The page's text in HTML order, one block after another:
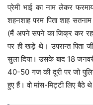
प्रेमी भाई का नाम लेकर
शहनशाह परम पिता शाह
(मैं अपने सपने का जिक्र कर
पर ही खड़े थे। उपरान्त
सुला दिया। उसके बाद 18
40-50 गज की दूरी पर जो
हुए हैं। वो मांस-मिट्टी लिए बैठे